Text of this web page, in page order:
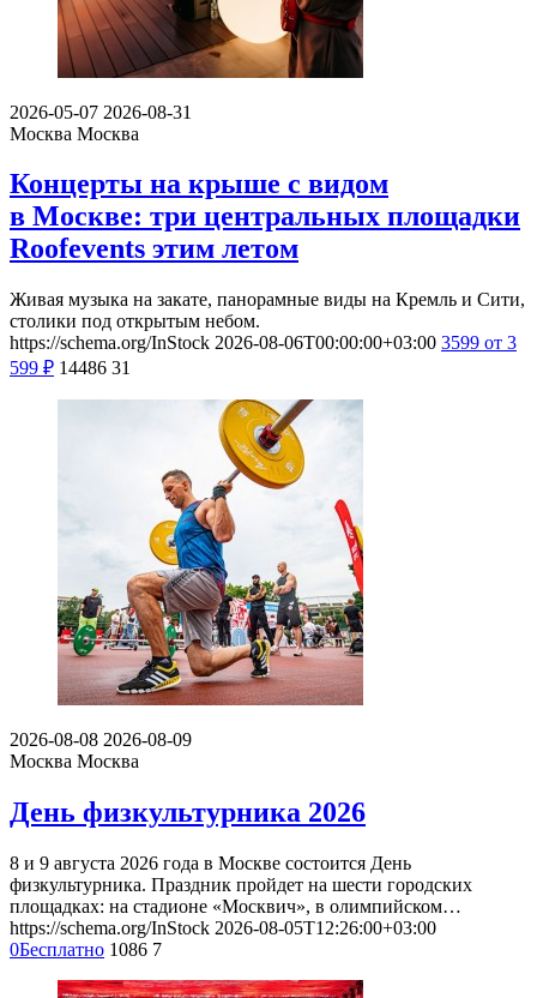
2026-05-07 2026-08-31
Москва Москва
Концерты на крыше с видом
в Москве: три центральных площадки
Roofevents этим летом
Живая музыка на закате, панорамные виды на Кремль и Сити,
столики под открытым небом.
https://schema.org/InStock 2026-08-06T00:00:00+03:00 3599 от 3
599 ₽ 14486 31
2026-08-08 2026-08-09
Москва Москва
День физкультурника 2026
8 и 9 августа 2026 года в Москве состоится День
физкультурника. Праздник пройдет на шести городских
площадках: на стадионе «Москвич», в олимпийском…
https://schema.org/InStock 2026-08-05T12:26:00+03:00
0Бесплатно 1086 7